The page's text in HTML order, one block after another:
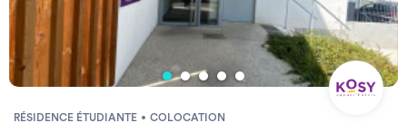
RÉSIDENCE ÉTUDIANTE COLOCATION